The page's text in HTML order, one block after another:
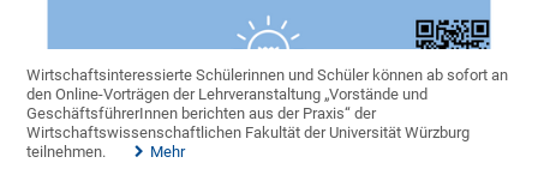
Wirtschaftsinteressierte Schülerinnen und Schüler können ab sofort an
den Online-Vorträgen der Lehrveranstaltung „Vorstände und
GeschäftsführerInnen berichten aus der Praxis“ der
Wirtschaftswissenschaftlichen Fakultät der Universität Würzburg
teilnehmen.
Mehr